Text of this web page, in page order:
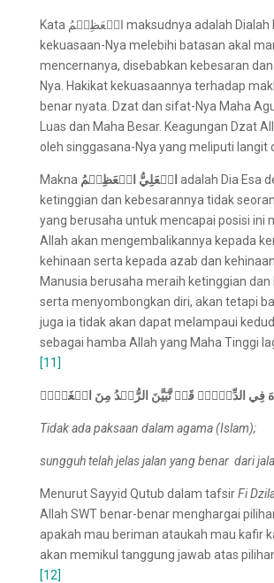
Kata الۡعَظِيۡمُ maksudnya adalah Dialah Dzat yang
kekuasaan-Nya melebihi batasan akal
mencernanya, disebabkan kebesaran
Nya. Hakikat kekuasaannya terhadap
benar nyata. Dzat dan sifat-Nya Maha
Luas dan Maha Besar. Keagungan Dzat
oleh singgasana-Nya yang meliputi langit
Makna الۡعَلِيُّ الۡعَظِيۡمُ adalah Dia Esa
ketinggian dan kebesarannya tidak
yang berusaha untuk mencapai posisi ini
Allah akan mengembalikannya kepada
kehinaan serta kepada azab dan
Manusia berusaha meraih ketinggian dan
serta menyombongkan diri, akan tetapi
juga ia tidak akan dapat melampaui
sebagai hamba Allah yang Maha Tinggi
[11]
فِي الدِّيۡنِۖ قَدۡ تَّبَيَّنَ الرُّشۡدُ مِنَ الۡغَيِّۚ
Tidak ada paksaan dalam agama (Islam);
sungguh telah jelas jalan yang benar dari
Menurut Sayyid Qutub dalam tafsirFi
Allah SWT benar-benar menghargai
apakah mau beriman ataukah mau kafir
akan memikul tanggung jawab atas
[12]